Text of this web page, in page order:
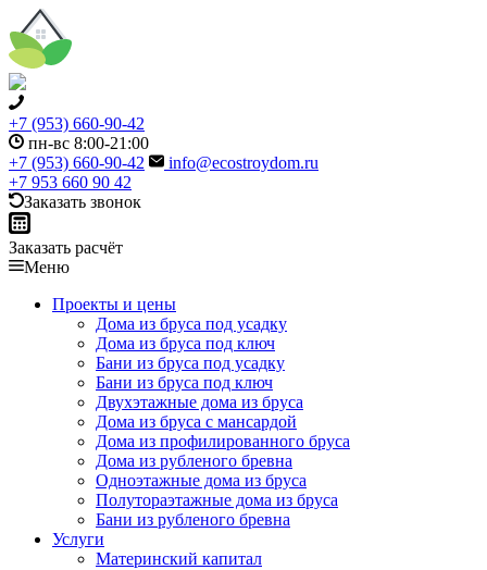
+7 (953) 660-90-42
пн-вс 8:00-21:00
+7 (953) 660-90-42
info@ecostroydom.ru
+7 953 660 90 42
Заказать звонок
Заказать расчёт
Меню
Проекты и цены
Дома из бруса под усадку
Дома из бруса под ключ
Бани из бруса под усадку
Бани из бруса под ключ
Двухэтажные дома из бруса
Дома из бруса с мансардой
Дома из профилированного бруса
Дома из рубленого бревна
Одноэтажные дома из бруса
Полутораэтажные дома из бруса
Бани из рубленого бревна
Услуги
Материнский капитал